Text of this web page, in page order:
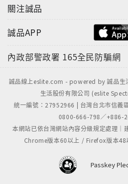
關注誠品
誠品APP
內政部警政署 165全民防騙網
誠品線上eslite.com - powered by 誠品生
生活股份有限公司 (eslite
統一編號：27952966 | 台灣台北市信義
0800-666-798／+886-
本網站已依台灣網站內容分級規定處理
Chrome版本60以上 / Firefox版本
Passkey